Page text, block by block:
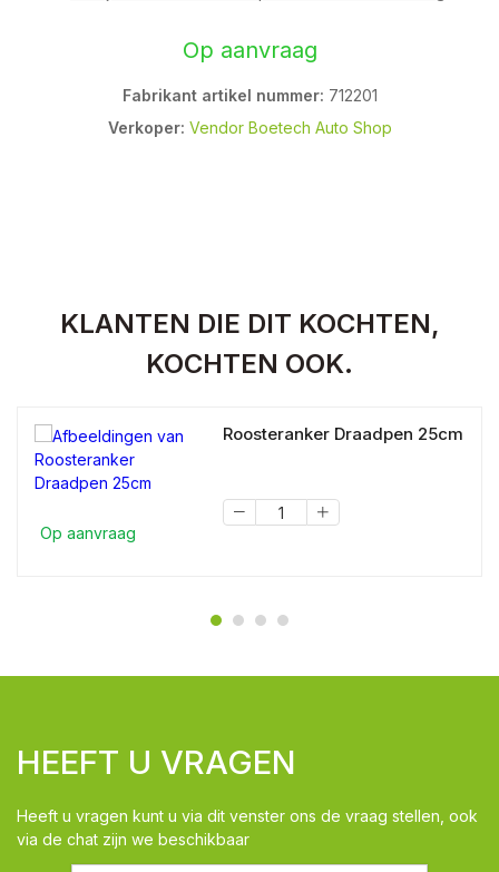
Op aanvraag
Fabrikant artikel nummer: 712201
Verkoper: Vendor Boetech Auto Shop
KLANTEN DIE DIT KOCHTEN,
KOCHTEN OOK.
Op aanvraag
Roosteranker Draadpen 25cm
HEEFT U VRAGEN
Heeft u vragen kunt u via dit venster ons de vraag stellen, ook
via de chat zijn we beschikbaar